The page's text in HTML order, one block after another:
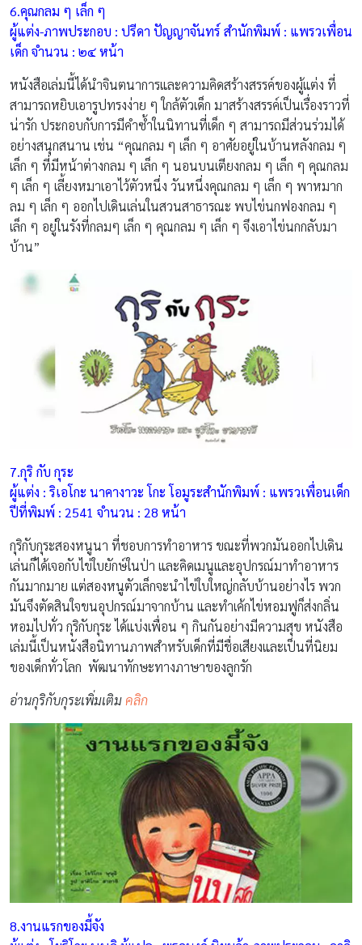
6.คุณกลม ๆ เล็ก ๆ
ผู้แต่ง-ภาพประกอบ : ปรีดา ปัญญาจันทร์ สำนักพิมพ์ : แพรวเพื่อน
เด็ก จำนวน : ๒๔ หน้า
หนังสือเล่มนี้ได้นำจินตนาการและความคิดสร้างสรรค์ของผู้แต่ง ที่
สามารถหยิบเอารูปทรงง่าย ๆ ใกล้ตัวเด็ก มาสร้างสรรค์เป็นเรื่องราวที่
น่ารัก ประกอบกับการมีคำซ้ำในนิทานที่เด็ก ๆ สามารถมีส่วนร่วมได้
อย่างสนุกสนาน เช่น “คุณกลม ๆ เล็ก ๆ อาศัยอยู่ในบ้านหลังกลม ๆ
เล็ก ๆ ที่มีหน้าต่างกลม ๆ เล็ก ๆ นอนบนเตียงกลม ๆ เล็ก ๆ คุณกลม
ๆ เล็ก ๆ เลี้ยงหมาเอาไว้ตัวหนึ่ง วันหนึ่งคุณกลม ๆ เล็ก ๆ พาหมาก
ลม ๆ เล็ก ๆ ออกไปเดินเล่นในสวนสาธารณะ พบไข่นกฟองกลม ๆ
เล็ก ๆ อยู่ในรังที่กลมๆ เล็ก ๆ คุณกลม ๆ เล็ก ๆ จึงเอาไข่นกกลับมา
บ้าน”
7.กุริ กับ กุระ
ผู้แต่ง : ริเอโกะ นาคางาวะ โกะ โอมูระสํานักพิมพ์ : แพรวเพื่อนเด็ก
ปีที่พิมพ์ : 2541 จํานวน : 28 หน้า
กุริกับกุระสองหนูนา ที่ชอบการทำอาหาร ขณะที่พวกมันออกไปเดิน
เล่นก็ได้เจอกับไข่ใบยักษ์ในป่า และคิดเมนูและอุปกรณ์มาทำอาหาร
กันมากมาย แต่สองหนูตัวเล็กจะนำไข่ใบใหญ่กลับบ้านอย่างไร พวก
มันจึงตัดสินใจขนอุปกรณ์มาจากบ้าน และทำเค้กไข่หอมฟูก็ส่งกลิ่น
หอมไปทั่ว กุริกับกุระ ได้แบ่งเพื่อน ๆ กินกันอย่างมีความสุข หนังสือ
เล่มนี้เป็นหนังสือนิทานภาพสำหรับเด็กที่มีชื่อเสียงและเป็นที่นิยม
ของเด็กทั่วโลก พัฒนาทักษะทางภาษาของลูกรัก
อ่านกุริกับกุระเพิ่มเติมคลิก
8.งานแรกของมี้จัง